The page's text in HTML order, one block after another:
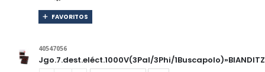
FAVORITOS
40547056
Jgo.7.dest.eléct.1000V(3Pal/3Phi/